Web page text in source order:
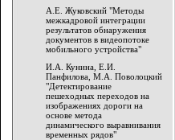
А.Е. Жуковский "Методы
межкадровой интеграции
результатов обнаружения
документов в видеопотоке
мобильного устройства"
И.А. Кунина, Е.И.
Панфилова, М.А. Поволоцкий
"Детектирование
пешеходных переходов на
изображениях дороги на
основе метода
динамического выравнивания
временных рядов"